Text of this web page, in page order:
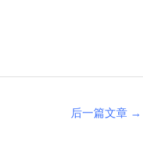
后一篇文章 →